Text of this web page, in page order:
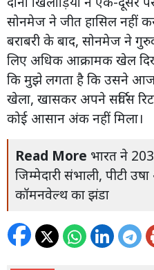
सोनमेज ने जीत हासिल नहीं
बराबरी के बाद, सोनमेज ने
लिए अधिक आक्रामक खेल
कि मुझे लगता है कि उसने
खेला, खासकर अपने सर्विस
कोई आसान अंक नहीं मिला।
Read More भारत ने
जिम्मेदारी संभाली, पीटी
कॉमनवेल्थ का झंडा